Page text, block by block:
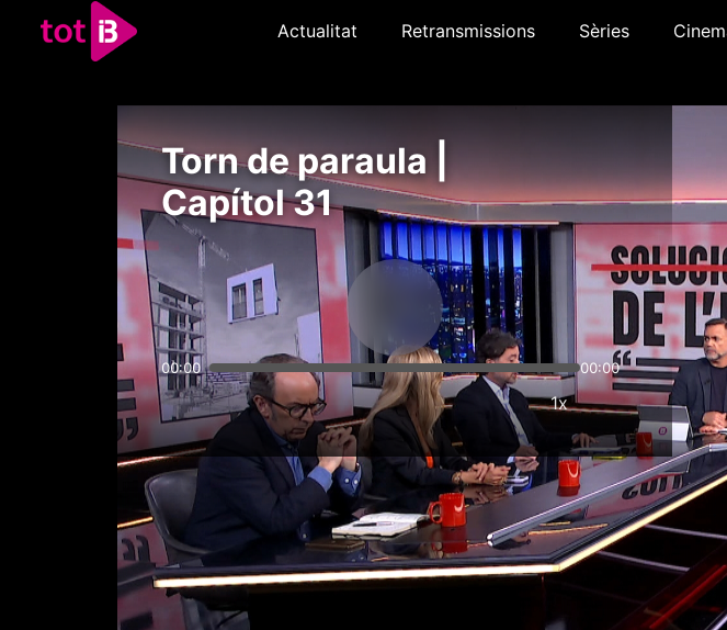
Actualitat Retransmissions Sèries
Torn de paraula |
Capítol 31
00:00 00:00
1x